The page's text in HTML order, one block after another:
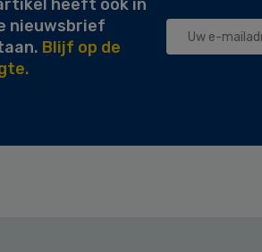
heeft ook in
nieuwsbrief
Blijf op de